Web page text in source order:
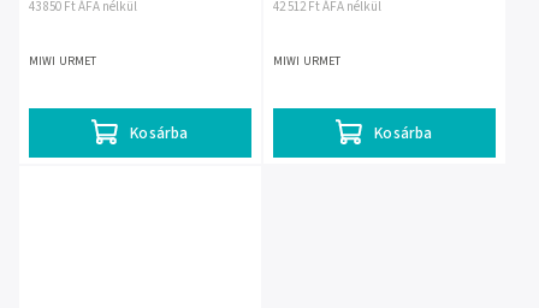
43 850 Ft ÁFA nélkül
Kosárba
MIWI URMET
42 512 Ft ÁFA nélkül
Kosárba
MIWI URMET